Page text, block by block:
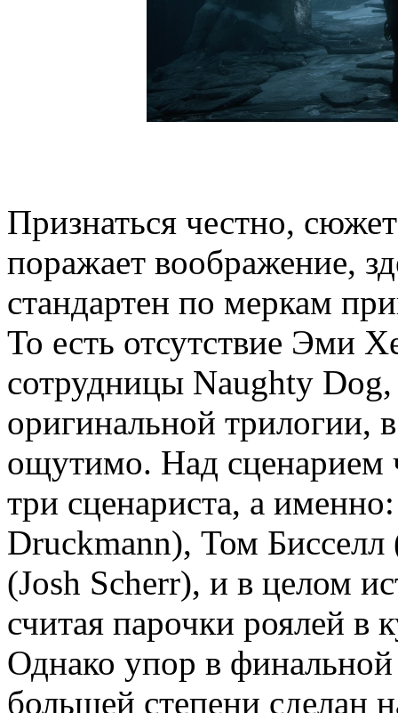
Признаться честно,
поражает воображение,
стандартен по меркам
То есть отсутствие Эми
сотрудницы Naughty
оригинальной трилогии,
ощутимо. Над сценарием
три сценариста, а
Druckmann), Том
(Josh Scherr), и в целом
считая парочки роялей в
Однако упор в
большей степени сделан